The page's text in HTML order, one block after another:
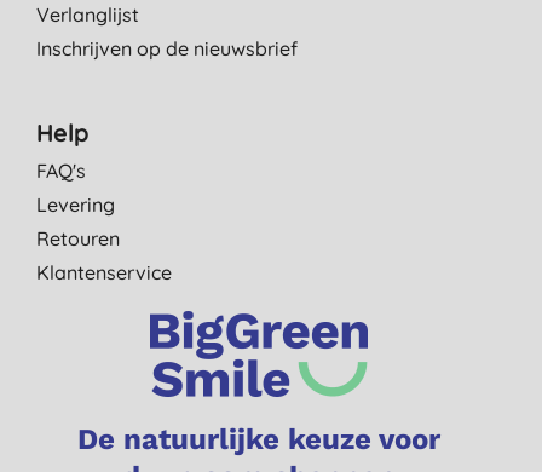
Verlanglijst
Inschrijven op de nieuwsbrief
Help
FAQ's
Levering
Retouren
Klantenservice
De natuurlijke keuze voor